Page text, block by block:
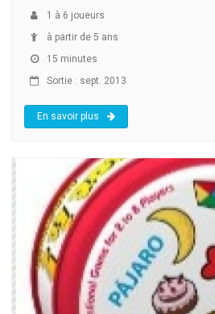
1 à 6 joueurs
à partir de 5 ans
15 minutes
Sortie : sept. 2013
En savoir plus